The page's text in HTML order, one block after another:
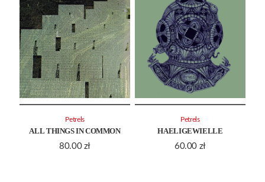
ALL THINGS IN COMMON
80.00 zł
Petrels
HAELIGEWIELLE
60.00 zł
Petrels